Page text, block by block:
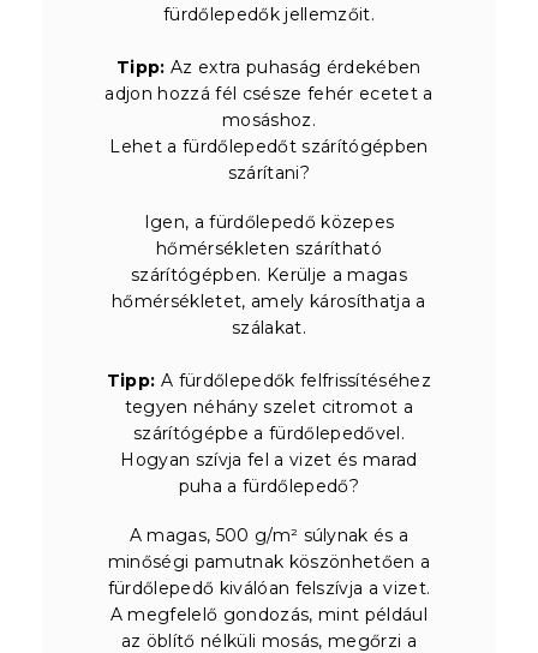
fürdőlepedők jellemzőit.
Tipp: Az extra puhaság érdekében
adjon hozzá fél csésze fehér ecetet a
mosáshoz.
Lehet a fürdőlepedőt szárítógépben
szárítani?
Igen, a fürdőlepedő közepes
hőmérsékleten szárítható
szárítógépben. Kerülje a magas
hőmérsékletet, amely károsíthatja a
szálakat.
Tipp: A fürdőlepedők felfrissítéséhez
tegyen néhány szelet citromot a
szárítógépbe a fürdőlepedővel.
Hogyan szívja fel a vizet és marad
puha a fürdőlepedő?
A magas, 500 g/m² súlynak és a
minőségi pamutnak köszönhetően a
fürdőlepedő kiválóan felszívja a vizet.
A megfelelő gondozás, mint például
az öblítő nélküli mosás, megőrzi a